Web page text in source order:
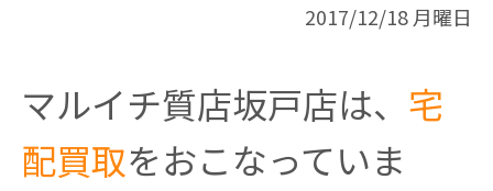
2017/12/18 月曜日
マルイチ質店坂戸店は、 宅
配買取をおこなっていま